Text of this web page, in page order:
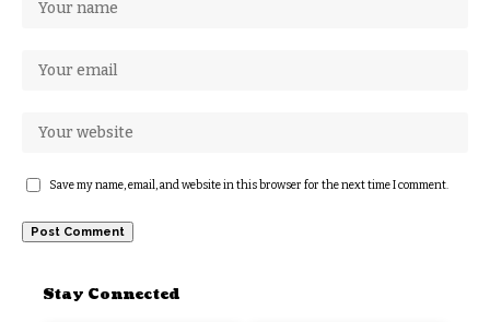
Save my name, email, and website in this browser for the next time I comment.
Stay Connected